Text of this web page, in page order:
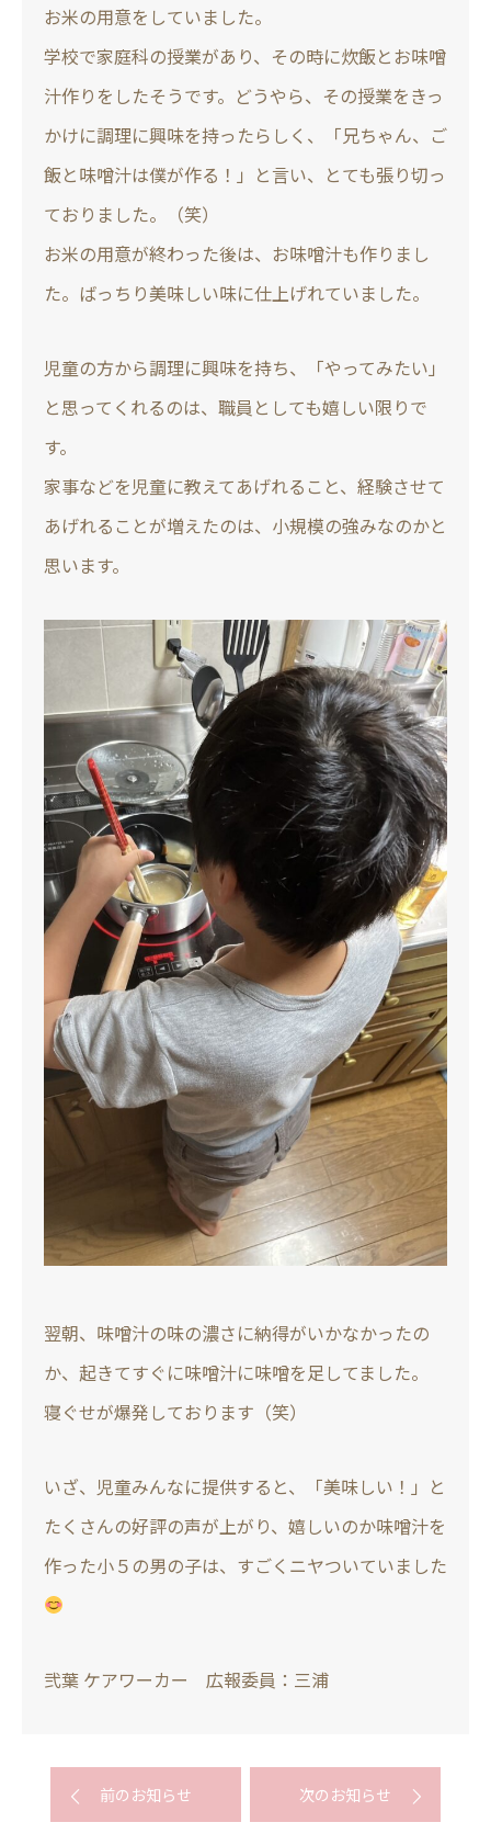
お米の用意をしていました。
学校で家庭科の授業があり、その時に炊飯とお味噌
汁作りをしたそうです。どうやら、その授業をきっ
かけに調理に興味を持ったらしく、「兄ちゃん、ご
飯と味噌汁は僕が作る！」と言い、とても張り切っ
ておりました。（笑）
お米の用意が終わった後は、お味噌汁も作りまし
た。ばっちり美味しい味に仕上げれていました。
児童の方から調理に興味を持ち、「やってみたい」
と思ってくれるのは、職員としても嬉しい限りで
す。
家事などを児童に教えてあげれること、経験させて
あげれることが増えたのは、小規模の強みなのかと
思います。
翌朝、味噌汁の味の濃さに納得がいかなかったの
か、起きてすぐに味噌汁に味噌を足してました。
寝ぐせが爆発しております（笑）
いざ、児童みんなに提供すると、「美味しい！」と
たくさんの好評の声が上がり、嬉しいのか味噌汁を
作った小５の男の子は、すごくニヤついていました
弐葉 ケアワーカー 広報委員：三浦
前のお知らせ 次のお知らせ